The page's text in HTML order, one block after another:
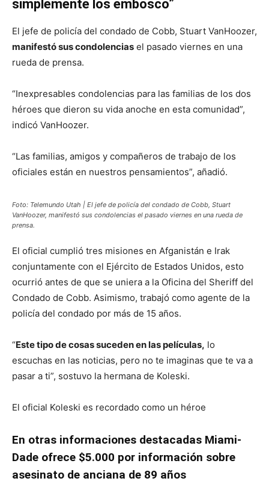
simplemente los emboscó”
El jefe de policía del condado de Cobb, Stuart VanHoozer,
manifestó sus condolencias el pasado viernes en una
rueda de prensa.
“Inexpresables condolencias para las familias de los dos
héroes que dieron su vida anoche en esta comunidad”,
indicó VanHoozer.
“Las familias, amigos y compañeros de trabajo de los
oficiales están en nuestros pensamientos”, añadió.
Foto: Telemundo Utah | El jefe de policía del condado de Cobb, Stuart
VanHoozer, manifestó sus condolencias el pasado viernes en una rueda de
prensa.
El oficial cumplió tres misiones en Afganistán e Irak
conjuntamente con el Ejército de Estados Unidos, esto
ocurrió antes de que se uniera a la Oficina del Sheriff del
Condado de Cobb. Asimismo, trabajó como agente de la
policía del condado por más de 15 años.
“Este tipo de cosas suceden en las películas, lo
escuchas en las noticias, pero no te imaginas que te va a
pasar a ti”, sostuvo la hermana de Koleski.
El oficial Koleski es recordado como un héroe
En otras informaciones destacadas Miami-
Dade ofrece $5.000 por información sobre
asesinato de anciana de 89 años